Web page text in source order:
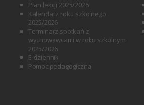
Plan lekcji 2025/2026
Kalendarz roku szkolnego
2025/2026
Terminarz spotkań z
wychowawcami w roku szkolnym
2025/2026
E-dziennik
Pomoc pedagogiczna